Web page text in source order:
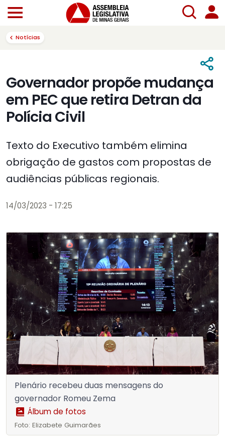
Notícias
Governador propõe mudança
em PEC que retira Detran da
Polícia Civil
Texto do Executivo também elimina
obrigação de gastos com propostas de
audiências públicas regionais.
14/03/2023 - 17:25
Plenário recebeu duas mensagens do
governador Romeu Zema
Álbum de fotos
Foto: Elizabete Guimarães